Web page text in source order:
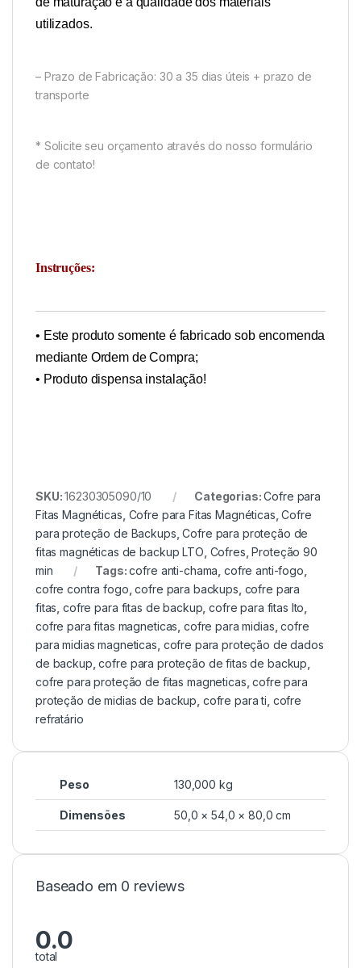
utilizados.
– Prazo de Fabricação: 30 a 35 dias úteis + prazo de
transporte
* Solicite seu orçamento através do nosso formulário
de contato!
Instruções:
• Este produto somente é fabricado sob encomenda
mediante Ordem de Compra;
• Produto dispensa instalação!
SKU:16230305090/10 Categorias:Cofre para
Fitas Magnéticas Cofre para Fitas Magnéticas ,Cofre
para proteção de Backups ,Cofre para proteção de
fitas magnéticas de backup LTO Cofres ,Proteção 90
min
Tags:cofre anti-chama cofre anti-fogo
cofre contra fogo ,cofre para backups cofre para
fitas ,cofre para fitas de backup ,cofre para fitas lto
cofre para fitas magneticas cofre para midias ,cofre
para midias magneticas cofre para proteção de dados
de backup ,cofre para proteção de fitas de backup
cofre para proteção de fitas magneticas ,cofre para
proteção de midias de backup cofre para ti cofre
refratário
Peso 130,000 kg
Dimensões 50,0 × 54,0 × 80,0 cm
Baseado em 0 reviews
0.0
total